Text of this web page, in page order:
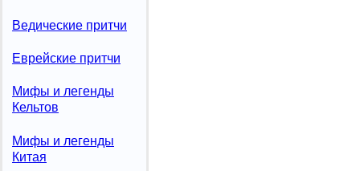
Ведические притчи
Еврейские притчи
Мифы и легенды
Кельтов
Мифы и легенды
Китая